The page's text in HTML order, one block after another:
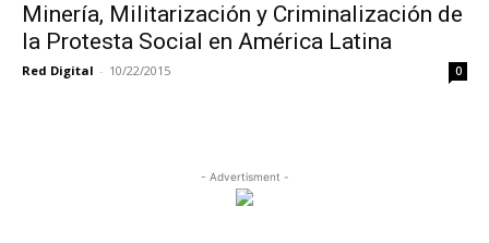
Minería, Militarización y Criminalización de
la Protesta Social en América Latina
Red Digital - 10/22/2015 0
- Advertisment -